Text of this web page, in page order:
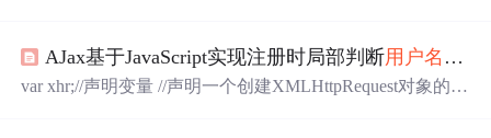
AJax基于JavaScript实现注册时局部判断用户名 是否
var xhr;//声明变量 //声明一个创建XMLHttpRequest对象的函